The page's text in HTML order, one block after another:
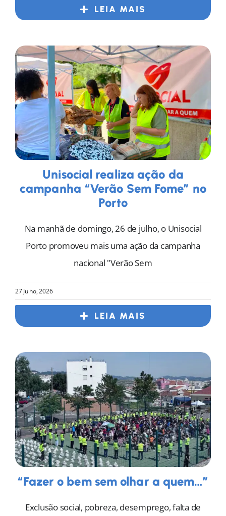
LEIA MAIS
Unisocial realiza ação da
campanha “Verão Sem Fome” no
Porto
Na manhã de domingo, 26 de julho, o Unisocial
Porto promoveu mais uma ação da campanha
nacional "Verão Sem
27 Julho, 2026
LEIA MAIS
“Fazer o bem sem olhar a quem…”
Exclusão social, pobreza, desemprego, falta de